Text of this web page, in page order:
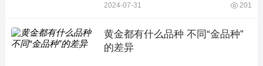
2024-07-31 201
黄金都有什么品种 不同“金品种”
的差异